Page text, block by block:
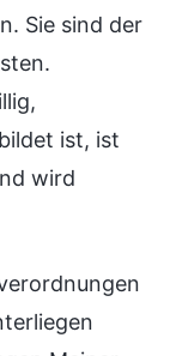
Sie sind der
ist, ist
wird